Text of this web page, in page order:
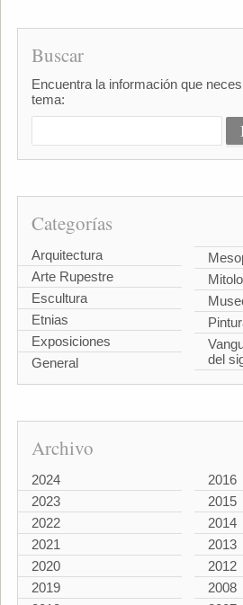
Buscar
Encuentra la información que
tema:
Categorías
Arquitectura
Arte Rupestre
Escultura
Etnias
Exposiciones
General
del
Archivo
2024
2023
2022
2021
2020
2019
2016
2015
2014
2013
2012
2008